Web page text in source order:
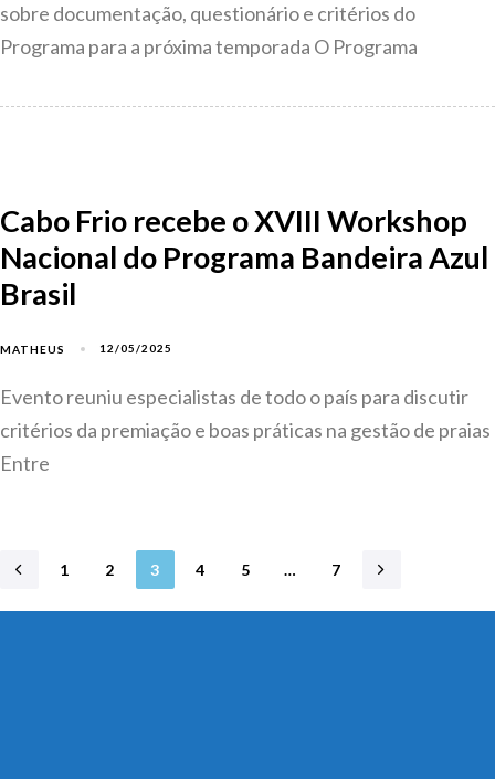
sobre documentação, questionário e critérios do
Programa para a próxima temporada O Programa
Cabo Frio recebe o XVIII Workshop
Nacional do Programa Bandeira Azul
Brasil
MATHEUS 12/05/2025
Evento reuniu especialistas de todo o país para discutir
critérios da premiação e boas práticas na gestão de praias
Entre
1 2 3 4 5 … 7